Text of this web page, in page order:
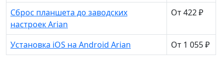
Сброс планшета до заводских
настроек Arian
От 422 ₽
Установка iOS на Android Arian От 1 055 ₽